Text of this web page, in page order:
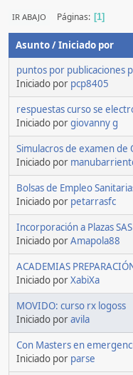
IR ABAJO Páginas 1
Asunto/Iniciado por
puntos por publicaciones
Iniciado por pcp8405
respuestas curso se
Iniciado porgiovanny g
Simulacros de examen de
Iniciado por
Bolsas de Empleo
Iniciado por petarrasfc
Incorporación a Plazas
Iniciado porAmapola88
ACADEMIAS
Iniciado porXabiXa
MOVIDO: curso rx logoss
Iniciado poravila
Con Masters en
Iniciado por parse